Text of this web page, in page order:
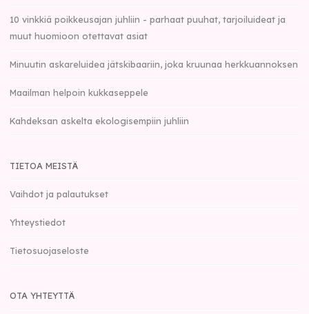
10 vinkkiä poikkeusajan juhliin - parhaat puuhat, tarjoiluideat ja
muut huomioon otettavat asiat
Minuutin askareluidea jätskibaariin, joka kruunaa herkkuannoksen
Maailman helpoin kukkaseppele
Kahdeksan askelta ekologisempiin juhliin
TIETOA MEISTÄ
Vaihdot ja palautukset
Yhteystiedot
Tietosuojaseloste
OTA YHTEYTTÄ